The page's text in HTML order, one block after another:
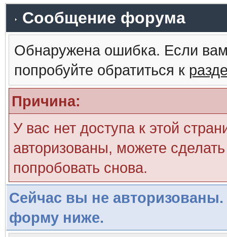
Сообщение форума
Обнаружена ошибка. Если
попробуйте обратиться к
Причина:
У вас нет доступа к этой
авторизованы, можете
попробовать снова.
Сейчас вы не авторизованы.
форму ниже.